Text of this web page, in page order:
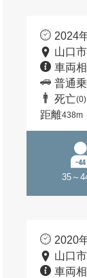
2024
山口
車両
普通
死亡(0)
距離438m
35～
2020
山口
車両